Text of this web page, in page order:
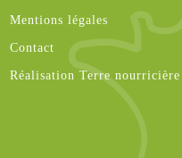
Mentions légales
Contact
Réalisation Terre nourricière